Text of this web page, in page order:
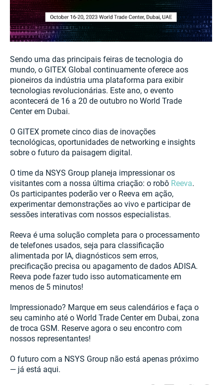
Sendo uma das principais feiras de tecnologia do
mundo, o GITEX Global continuamente oferece aos
pioneiros da indústria uma plataforma para exibir
tecnologias revolucionárias. Este ano, o evento
acontecerá de 16 a 20 de outubro no World Trade
Center em Dubai.
O GITEX promete cinco dias de inovações
tecnológicas, oportunidades de networking e insights
sobre o futuro da paisagem digital.
O time da NSYS Group planeja impressionar os
visitantes com a nossa última criação: o robô Reeva.
Os participantes poderão ver o Reeva em ação,
experimentar demonstrações ao vivo e participar de
sessões interativas com nossos especialistas.
Reeva é uma solução completa para o processamento
de telefones usados, seja para classificação
alimentada por IA, diagnósticos sem erros,
precificação precisa ou apagamento de dados ADISA.
Reeva pode fazer tudo isso automaticamente em
menos de 5 minutos!
Impressionado? Marque em seus calendários e faça o
seu caminho até o World Trade Center em Dubai, zona
de troca GSM. Reserve agora o seu encontro com
nossos representantes!
O futuro com a NSYS Group não está apenas próximo
— já está aqui.